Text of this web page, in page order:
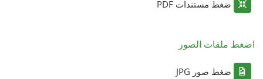
ضغط مستندات PDF
اضغط ملفات الصور
ضغط صور JPG